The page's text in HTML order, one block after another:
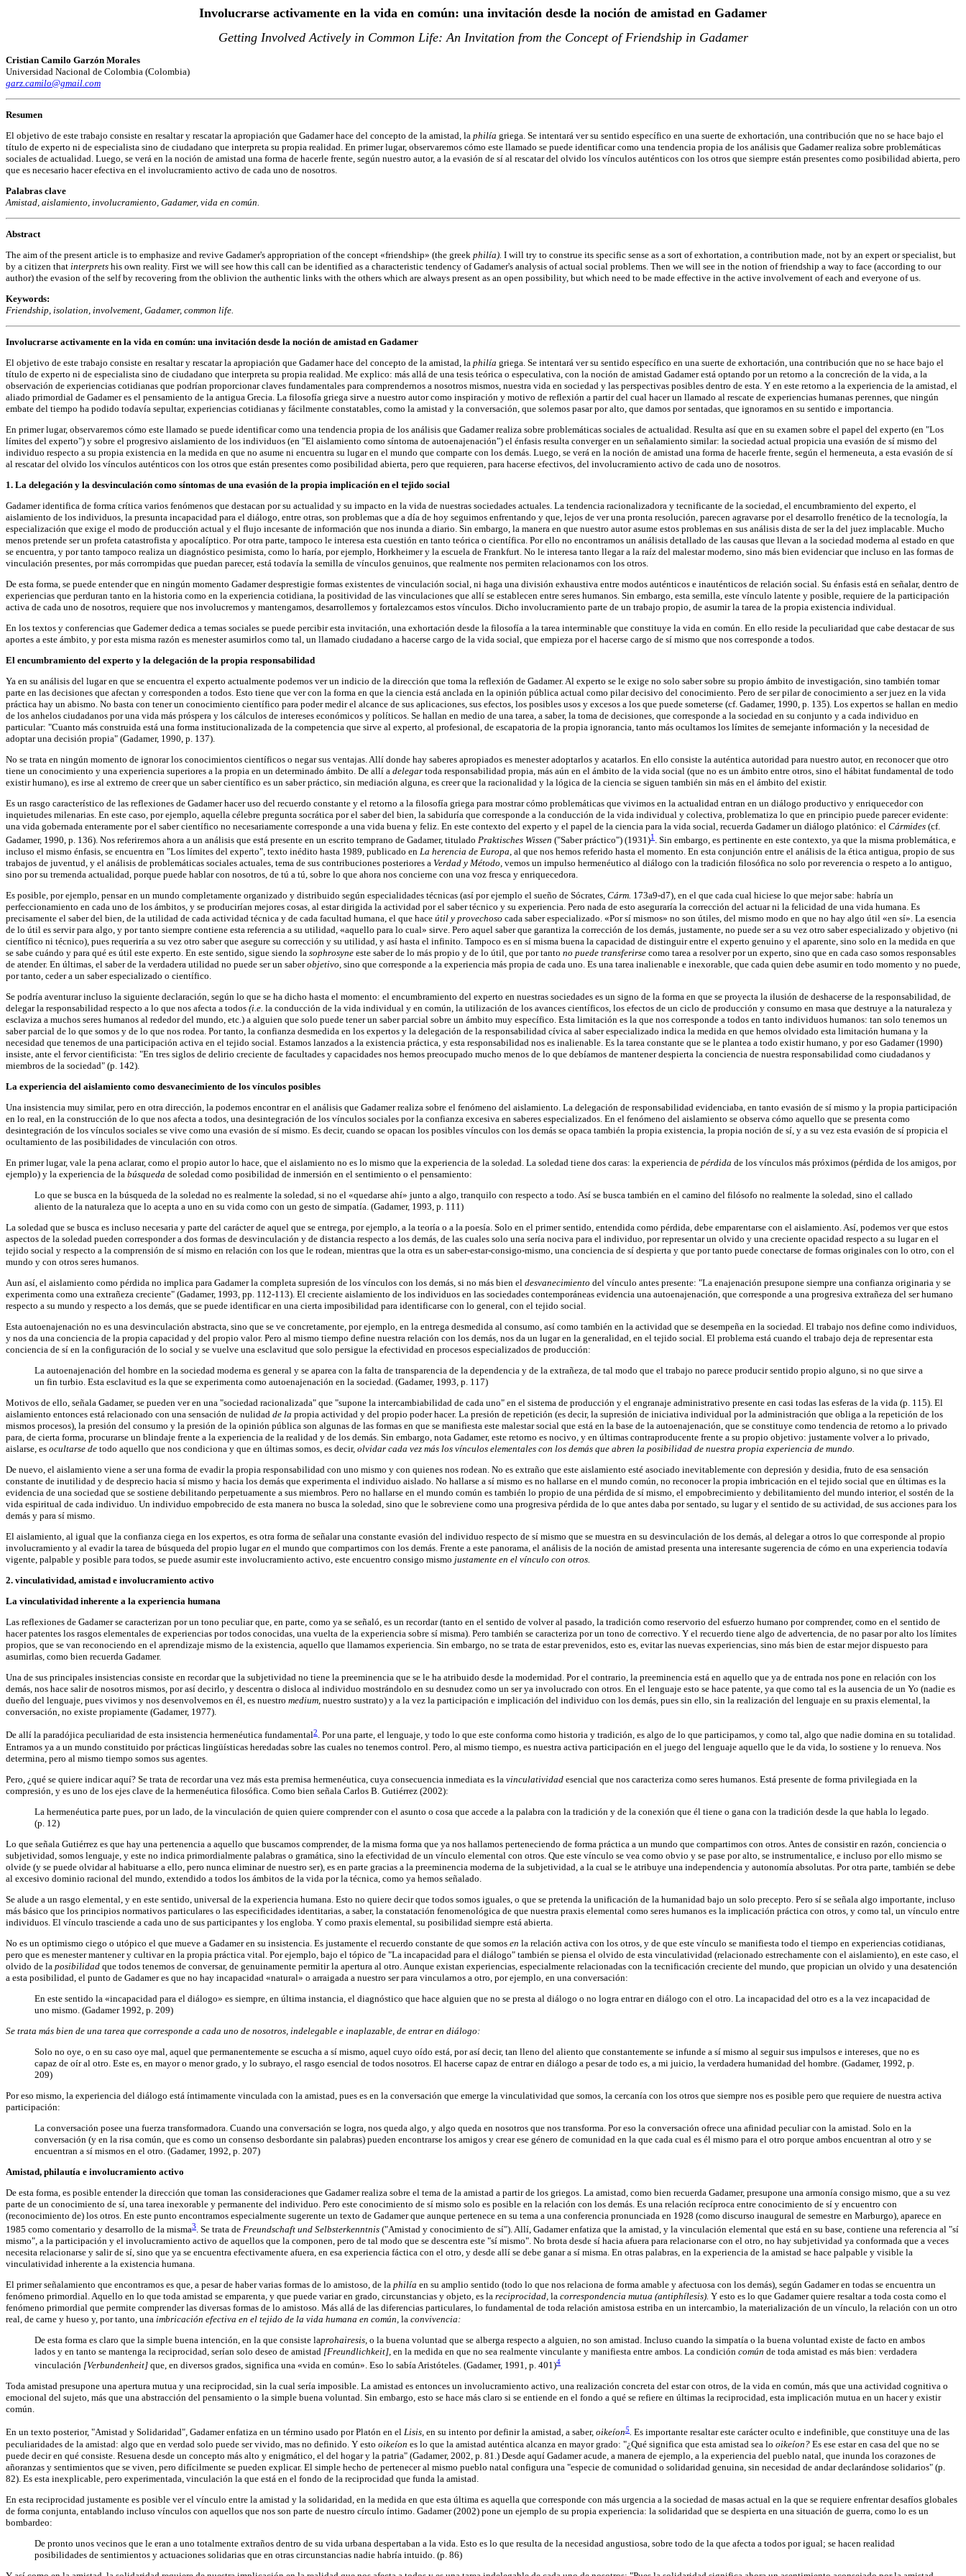
Involucrarse activamente en la vida en común: una invitación desde la noción de amistad en Gadamer
Getting Involved Actively in Common Life: An Invitation from the Concept of Friendship in Gadamer
Cristian Camilo Garzón Morales
Universidad Nacional de Colombia (Colombia)
garz.camilo@gmail.com
Resumen
El objetivo de este trabajo consiste en resaltar y rescatar la apropiación que Gadamer hace del concepto de la amistad, la philía griega. Se intentará ver su sentido específico en una suerte de exhortación, una contribución que no se hace bajo el
título de experto ni de especialista sino de ciudadano que interpreta su propia realidad. En primer lugar, observaremos cómo este llamado se puede identificar como una tendencia propia de los análisis que Gadamer realiza sobre problemáticas
sociales de actualidad. Luego, se verá en la noción de amistad una forma de hacerle frente, según nuestro autor, a la evasión de sí al rescatar del olvido los vínculos auténticos con los otros que siempre están presentes como posibilidad abierta, pero
que es necesario hacer efectiva en el involucramiento activo de cada uno de nosotros.
Palabras clave
Amistad, aislamiento, involucramiento, Gadamer, vida en común.
Abstract
The aim of the present article is to emphasize and revive Gadamer's appropriation of the concept «friendship» (the greek philía). I will try to construe its specific sense as a sort of exhortation, a contribution made, not by an expert or specialist, but
by a citizen that interprets his own reality. First we will see how this call can be identified as a characteristic tendency of Gadamer's analysis of actual social problems. Then we will see in the notion of friendship a way to face (according to our
author) the evasion of the self by recovering from the oblivion the authentic links with the others which are always present as an open possibility, but which need to be made effective in the active involvement of each and everyone of us.
Keywords:
Friendship, isolation, involvement, Gadamer, common life.
Involucrarse activamente en la vida en común: una invitación desde la noción de amistad en Gadamer
El objetivo de este trabajo consiste en resaltar y rescatar la apropiación que Gadamer hace del concepto de la amistad, la philía griega. Se intentará ver su sentido específico en una suerte de exhortación, una contribución que no se hace bajo el
título de experto ni de especialista sino de ciudadano que interpreta su propia realidad. Me explico: más allá de una tesis teórica o especulativa, con la noción de amistad Gadamer está optando por un retorno a la concreción de la vida, a la
observación de experiencias cotidianas que podrían proporcionar claves fundamentales para comprendernos a nosotros mismos, nuestra vida en sociedad y las perspectivas posibles dentro de esta. Y en este retorno a la experiencia de la amistad, el
aliado primordial de Gadamer es el pensamiento de la antigua Grecia. La filosofía griega sirve a nuestro autor como inspiración y motivo de reflexión a partir del cual hacer un llamado al rescate de experiencias humanas perennes, que ningún
embate del tiempo ha podido todavía sepultar, experiencias cotidianas y fácilmente constatables, como la amistad y la conversación, que solemos pasar por alto, que damos por sentadas, que ignoramos en su sentido e importancia.
En primer lugar, observaremos cómo este llamado se puede identificar como una tendencia propia de los análisis que Gadamer realiza sobre problemáticas sociales de actualidad. Resulta así que en su examen sobre el papel del experto (en "Los
límites del experto") y sobre el progresivo aislamiento de los individuos (en "El aislamiento como síntoma de autoenajenación") el énfasis resulta converger en un señalamiento similar: la sociedad actual propicia una evasión de sí mismo del
individuo respecto a su propia existencia en la medida en que no asume ni encuentra su lugar en el mundo que comparte con los demás. Luego, se verá en la noción de amistad una forma de hacerle frente, según el hermeneuta, a esta evasión de sí
al rescatar del olvido los vínculos auténticos con los otros que están presentes como posibilidad abierta, pero que requieren, para hacerse efectivos, del involucramiento activo de cada uno de nosotros.
1. La delegación y la desvinculación como síntomas de una evasión de la propia implicación en el tejido social
Gadamer identifica de forma crítica varios fenómenos que destacan por su actualidad y su impacto en la vida de nuestras sociedades actuales. La tendencia racionalizadora y tecnificante de la sociedad, el encumbramiento del experto, el
aislamiento de los individuos, la presunta incapacidad para el diálogo, entre otras, son problemas que a día de hoy seguimos enfrentando y que, lejos de ver una pronta resolución, parecen agravarse por el desarrollo frenético de la tecnología, la
especialización que exige el modo de producción actual y el flujo incesante de información que nos inunda a diario. Sin embargo, la manera en que nuestro autor asume estos problemas en sus análisis dista de ser la del juez implacable. Mucho
menos pretende ser un profeta catastrofista y apocalíptico. Por otra parte, tampoco le interesa esta cuestión en tanto teórica o científica. Por ello no encontramos un análisis detallado de las causas que llevan a la sociedad moderna al estado en que
se encuentra, y por tanto tampoco realiza un diagnóstico pesimista, como lo haría, por ejemplo, Horkheimer y la escuela de Frankfurt. No le interesa tanto llegar a la raíz del malestar moderno, sino más bien evidenciar que incluso en las formas de
vinculación presentes, por más corrompidas que puedan parecer, está todavía la semilla de vínculos genuinos, que realmente nos permiten relacionarnos con los otros.
De esta forma, se puede entender que en ningún momento Gadamer desprestigie formas existentes de vinculación social, ni haga una división exhaustiva entre modos auténticos e inauténticos de relación social. Su énfasis está en señalar, dentro de
experiencias que perduran tanto en la historia como en la experiencia cotidiana, la positividad de las vinculaciones que allí se establecen entre seres humanos. Sin embargo, esta semilla, este vínculo latente y posible, requiere de la participación
activa de cada uno de nosotros, requiere que nos involucremos y mantengamos, desarrollemos y fortalezcamos estos vínculos. Dicho involucramiento parte de un trabajo propio, de asumir la tarea de la propia existencia individual.
En los textos y conferencias que Gademer dedica a temas sociales se puede percibir esta invitación, una exhortación desde la filosofía a la tarea interminable que constituye la vida en común. En ello reside la peculiaridad que cabe destacar de sus
aportes a este ámbito, y por esta misma razón es menester asumirlos como tal, un llamado ciudadano a hacerse cargo de la vida social, que empieza por el hacerse cargo de sí mismo que nos corresponde a todos.
El encumbramiento del experto y la delegación de la propia responsabilidad
Ya en su análisis del lugar en que se encuentra el experto actualmente podemos ver un indicio de la dirección que toma la reflexión de Gadamer. Al experto se le exige no solo saber sobre su propio ámbito de investigación, sino también tomar
parte en las decisiones que afectan y corresponden a todos. Esto tiene que ver con la forma en que la ciencia está anclada en la opinión pública actual como pilar decisivo del conocimiento. Pero de ser pilar de conocimiento a ser juez en la vida
práctica hay un abismo. No basta con tener un conocimiento científico para poder medir el alcance de sus aplicaciones, sus efectos, los posibles usos y excesos a los que puede someterse (cf. Gadamer, 1990, p. 135). Los expertos se hallan en medio
de los anhelos ciudadanos por una vida más próspera y los cálculos de intereses económicos y políticos. Se hallan en medio de una tarea, a saber, la toma de decisiones, que corresponde a la sociedad en su conjunto y a cada individuo en
particular: "Cuanto más construida está una forma institucionalizada de la competencia que sirve al experto, al profesional, de escapatoria de la propia ignorancia, tanto más ocultamos los límites de semejante información y la necesidad de
adoptar una decisión propia" (Gadamer, 1990, p. 137).
No se trata en ningún momento de ignorar los conocimientos científicos o negar sus ventajas. Allí donde hay saberes apropiados es menester adoptarlos y acatarlos. En ello consiste la auténtica autoridad para nuestro autor, en reconocer que otro
tiene un conocimiento y una experiencia superiores a la propia en un determinado ámbito. De allí a delegar toda responsabilidad propia, más aún en el ámbito de la vida social (que no es un ámbito entre otros, sino el hábitat fundamental de todo
existir humano), es irse al extremo de creer que un saber científico es un saber práctico, sin mediación alguna, es creer que la racionalidad y la lógica de la ciencia se siguen también sin más en el ámbito del existir.
Es un rasgo característico de las reflexiones de Gadamer hacer uso del recuerdo constante y el retorno a la filosofía griega para mostrar cómo problemáticas que vivimos en la actualidad entran en un diálogo productivo y enriquecedor con
inquietudes milenarias. En este caso, por ejemplo, aquella célebre pregunta socrática por el saber del bien, la sabiduría que corresponde a la conducción de la vida individual y colectiva, problematiza lo que en principio puede parecer evidente:
una vida gobernada enteramente por el saber científico no necesariamente corresponde a una vida buena y feliz. En este contexto del experto y el papel de la ciencia para la vida social, recuerda Gadamer un diálogo platónico: el Cármides (cf.
Gadamer, 1990, p. 136). Nos referiremos ahora a un análisis que está presente en un escrito temprano de Gadamer, titulado Praktisches Wissen ("Saber práctico") (1931)1 . Sin embargo, es pertinente en este contexto, ya que la misma problemática, e
incluso el mismo énfasis, se encuentra en "Los límites del experto", texto inédito hasta 1989, publicado en La herencia de Europa, al que nos hemos referido hasta el momento. En esta conjunción entre el análisis de la ética antigua, propio de sus
trabajos de juventud, y el análisis de problemáticas sociales actuales, tema de sus contribuciones posteriores a Verdad y Método, vemos un impulso hermenéutico al diálogo con la tradición filosófica no solo por reverencia o respeto a lo antiguo,
sino por su tremenda actualidad, porque puede hablar con nosotros, de tú a tú, sobre lo que ahora nos concierne con una voz fresca y enriquecedora.
Es posible, por ejemplo, pensar en un mundo completamente organizado y distribuido según especialidades técnicas (así por ejemplo el sueño de Sócrates, Cárm. 173a9-d7), en el que cada cual hiciese lo que mejor sabe: habría un
perfeccionamiento en cada uno de los ámbitos, y se producirían mejores cosas, al estar dirigida la actividad por el saber técnico y su experiencia. Pero nada de esto aseguraría la corrección del actuar ni la felicidad de una vida humana. Es
precisamente el saber del bien, de la utilidad de cada actividad técnica y de cada facultad humana, el que hace útil y provechoso cada saber especializado. «Por sí mismos» no son útiles, del mismo modo en que no hay algo útil «en sí». La esencia
de lo útil es servir para algo, y por tanto siempre contiene esta referencia a su utilidad, «aquello para lo cual» sirve. Pero aquel saber que garantiza la corrección de los demás, justamente, no puede ser a su vez otro saber especializado y objetivo (ni
científico ni técnico), pues requeriría a su vez otro saber que asegure su corrección y su utilidad, y así hasta el infinito. Tampoco es en sí misma buena la capacidad de distinguir entre el experto genuino y el aparente, sino solo en la medida en que
se sabe cuándo y para qué es útil este experto. En este sentido, sigue siendo la sophrosyne este saber de lo más propio y de lo útil, que por tanto no puede transferirse como tarea a resolver por un experto, sino que en cada caso somos responsables
de atender. En últimas, el saber de la verdadera utilidad no puede ser un saberobjetivo, sino que corresponde a la experiencia más propia de cada uno. Es una tarea inalienable e inexorable, que cada quien debe asumir en todo momento y no puede,
por tanto, ceder a un saber especializado o científico.
Se podría aventurar incluso la siguiente declaración, según lo que se ha dicho hasta el momento: el encumbramiento del experto en nuestras sociedades es un signo de la forma en que se proyecta la ilusión de deshacerse de la responsabilidad, de
delegar la responsabilidad respecto a lo que nos afecta a todos (i.e. la conducción de la vida individual y en común, la utilización de los avances científicos, los efectos de un ciclo de producción y consumo en masa que destruye a la naturaleza y
esclaviza a muchos seres humanos al rededor del mundo, etc.) a alguien que solo puede tener un saber parcial sobre un ámbito muy específico. Esta limitación es la que nos corresponde a todos en tanto individuos humanos: tan solo tenemos un
saber parcial de lo que somos y de lo que nos rodea. Por tanto, la confianza desmedida en los expertos y la delegación de la responsabilidad cívica al saber especializado indica la medida en que hemos olvidado esta limitación humana y la
necesidad que tenemos de una participación activa en el tejido social. Estamos lanzados a la existencia práctica, y esta responsabilidad nos es inalienable. Es la tarea constante que se le plantea a todo existir humano, y por eso Gadamer (1990)
insiste, ante el fervor cientificista: "En tres siglos de delirio creciente de facultades y capacidades nos hemos preocupado mucho menos de lo que debíamos de mantener despierta la conciencia de nuestra responsabilidad como ciudadanos y
miembros de la sociedad" (p. 142).
La experiencia del aislamiento como desvanecimiento de los vínculos posibles
Una insistencia muy similar, pero en otra dirección, la podemos encontrar en el análisis que Gadamer realiza sobre el fenómeno del aislamiento. La delegación de responsabilidad evidenciaba, en tanto evasión de sí mismo y la propia participación
en lo real, en la construcción de lo que nos afecta a todos, una desintegración de los vínculos sociales por la confianza excesiva en saberes especializados. En el fenómeno del aislamiento se observa cómo aquello que se presenta como
desintegración de los vínculos sociales se vive como una evasión de sí mismo. Es decir, cuando se opacan los posibles vínculos con los demás se opaca también la propia existencia, la propia noción de sí, y a su vez esta evasión de sí propicia el
ocultamiento de las posibilidades de vinculación con otros.
En primer lugar, vale la pena aclarar, como el propio autor lo hace, que el aislamiento no es lo mismo que la experiencia de la soledad. La soledad tiene dos caras: la experiencia de pérdida de los vínculos más próximos (pérdida de los amigos, por
ejemplo) y la experiencia de la búsqueda de soledad como posibilidad de inmersión en el sentimiento o el pensamiento:
Lo que se busca en la búsqueda de la soledad no es realmente la soledad, si no el «quedarse ahí» junto a algo, tranquilo con respecto a todo. Así se busca también en el camino del filósofo no realmente la soledad, sino el callado
aliento de la naturaleza que lo acepta a uno en su vida como con un gesto de simpatía. (Gadamer, 1993, p. 111)
La soledad que se busca es incluso necesaria y parte del carácter de aquel que se entrega, por ejemplo, a la teoría o a la poesía. Solo en el primer sentido, entendida como pérdida, debe emparentarse con el aislamiento. Así, podemos ver que estos
aspectos de la soledad pueden corresponder a dos formas de desvinculación y de distancia respecto a los demás, de las cuales solo una sería nociva para el individuo, por representar un olvido y una creciente opacidad respecto a su lugar en el
tejido social y respecto a la comprensión de sí mismo en relación con los que le rodean, mientras que la otra es un saber-estar-consigo-mismo, una conciencia de sí despierta y que por tanto puede conectarse de formas originales con lo otro, con el
mundo y con otros seres humanos.
Aun así, el aislamiento como pérdida no implica para Gadamer la completa supresión de los vínculos con los demás, si no más bien el desvanecimiento del vínculo antes presente: "La enajenación presupone siempre una confianza originaria y se
experimenta como una extrañeza creciente" (Gadamer, 1993, pp. 112-113). El creciente aislamiento de los individuos en las sociedades contemporáneas evidencia una autoenajenación, que corresponde a una progresiva extrañeza del ser humano
respecto a su mundo y respecto a los demás, que se puede identificar en una cierta imposibilidad para identificarse con lo general, con el tejido social.
Esta autoenajenación no es una desvinculación abstracta, sino que se ve concretamente, por ejemplo, en la entrega desmedida al consumo, así como también en la actividad que se desempeña en la sociedad. El trabajo nos define como individuos,
y nos da una conciencia de la propia capacidad y del propio valor. Pero al mismo tiempo define nuestra relación con los demás, nos da un lugar en la generalidad, en el tejido social. El problema está cuando el trabajo deja de representar esta
conciencia de sí en la configuración de lo social y se vuelve una esclavitud que solo persigue la efectividad en procesos especializados de producción:
La autoenajenación del hombre en la sociedad moderna es general y se aparea con la falta de transparencia de la dependencia y de la extrañeza, de tal modo que el trabajo no parece producir sentido propio alguno, si no que sirve a
un fin turbio. Esta esclavitud es la que se experimenta como autoenajenación en la sociedad. (Gadamer, 1993, p. 117)
Motivos de ello, señala Gadamer, se pueden ver en una "sociedad racionalizada" que "supone la intercambiabilidad de cada uno" en el sistema de producción y el engranaje administrativo presente en casi todas las esferas de la vida (p. 115). El
aislamiento entonces está relacionado con una sensación de nulidad de la propia actividad y del propio poder hacer. La presión de repetición (es decir, la supresión de iniciativa individual por la administración que obliga a la repetición de los
mismos procesos), la presión del consumo y la presión de la opinión pública son algunas de las formas en que se manifiesta este malestar social que está en la base de la autoenajenación, que se constituye como tendencia de retorno a lo privado
para, de cierta forma, procurarse un blindaje frente a la experiencia de la realidad y de los demás. Sin embargo, nota Gadamer, este retorno es nocivo, y en últimas contraproducente frente a su propio objetivo: justamente volver a lo privado,
aislarse, es ocultarse de todo aquello que nos condiciona y que en últimas somos, es decir, olvidar cada vez más los vínculos elementales con los demás que abren la posibilidad de nuestra propia experiencia de mundo.
De nuevo, el aislamiento viene a ser una forma de evadir la propia responsabilidad con uno mismo y con quienes nos rodean. No es extraño que este aislamiento esté asociado inevitablemente con depresión y desidia, fruto de esa sensación
constante de inutilidad y de desprecio hacia sí mismo y hacia los demás que experimenta el individuo aislado. No hallarse a sí mismo es no hallarse en el mundo común, no reconocer la propia imbricación en el tejido social que en últimas es la
evidencia de una sociedad que se sostiene debilitando perpetuamente a sus miembros. Pero no hallarse en el mundo común es también lo propio de una pérdida de sí mismo, el empobrecimiento y debilitamiento del mundo interior, el sostén de la
vida espiritual de cada individuo. Un individuo empobrecido de esta manera no busca la soledad, sino que le sobreviene como una progresiva pérdida de lo que antes daba por sentado, su lugar y el sentido de su actividad, de sus acciones para los
demás y para sí mismo.
El aislamiento, al igual que la confianza ciega en los expertos, es otra forma de señalar una constante evasión del individuo respecto de sí mismo que se muestra en su desvinculación de los demás, al delegar a otros lo que corresponde al propio
involucramiento y al evadir la tarea de búsqueda del propio lugaren el mundo que compartimos con los demás. Frente a este panorama, el análisis de la noción de amistad presenta una interesante sugerencia de cómo en una experiencia todavía
vigente, palpable y posible para todos, se puede asumir este involucramiento activo, este encuentro consigo mismo justamente en el vínculo con otros.
2. vinculatividad, amistad e involucramiento activo
La vinculatividad inherente a la experiencia humana
Las reflexiones de Gadamer se caracterizan por un tono peculiar que, en parte, como ya se señaló, es un recordar (tanto en el sentido de volver al pasado, la tradición como reservorio del esfuerzo humano por comprender, como en el sentido de
hacer patentes los rasgos elementales de experiencias por todos conocidas, una vuelta de la experiencia sobre sí misma). Pero también se caracteriza por un tono de correctivo. Y el recuerdo tiene algo de advertencia, de no pasar por alto los límites
propios, que se van reconociendo en el aprendizaje mismo de la existencia, aquello que llamamos experiencia. Sin embargo, no se trata de estar prevenidos, esto es, evitar las nuevas experiencias, sino más bien de estar mejor dispuesto para
asumirlas, como bien recuerda Gadamer.
Una de sus principales insistencias consiste en recordar que la subjetividad no tiene la preeminencia que se le ha atribuido desde la modernidad. Por el contrario, la preeminencia está en aquello que ya de entrada nos pone en relación con los
demás, nos hace salir de nosotros mismos, por así decirlo, y descentra o disloca al individuo mostrándolo en su desnudez como un ser ya involucrado con otros. En el lenguaje esto se hace patente, ya que como tal es la ausencia de un Yo (nadie es
dueño del lenguaje, pues vivimos y nos desenvolvemos en él, es nuestro medium, nuestro sustrato) y a la vez la participación e implicación del individuo con los demás, pues sin ello, sin la realización del lenguaje en su praxis elemental, la
conversación, no existe propiamente (Gadamer, 1977).
De allí la paradójica peculiaridad de esta insistencia hermenéutica fundamental2. Por una parte, el lenguaje, y todo lo que este conforma como historia y tradición, es algo de lo que participamos, y como tal, algo que nadie domina en su totalidad.
Entramos ya a un mundo constituido por prácticas lingüísticas heredadas sobre las cuales no tenemos control. Pero, al mismo tiempo, es nuestra activa participación en el juego del lenguaje aquello que le da vida, lo sostiene y lo renueva. Nos
determina, pero al mismo tiempo somos sus agentes.
Pero, ¿qué se quiere indicar aquí? Se trata de recordar una vez más esta premisa hermenéutica, cuya consecuencia inmediata es la vinculatividad esencial que nos caracteriza como seres humanos. Está presente de forma privilegiada en la
compresión, y es uno de los ejes clave de la hermenéutica filosófica. Como bien señala Carlos B. Gutiérrez (2002):
La hermenéutica parte pues, por un lado, de la vinculación de quien quiere comprender con el asunto o cosa que accede a la palabra con la tradición y de la conexión que él tiene o gana con la tradición desde la que habla lo legado.
(p. 12)
Lo que señala Gutiérrez es que hay una pertenencia a aquello que buscamos comprender, de la misma forma que ya nos hallamos perteneciendo de forma práctica a un mundo que compartimos con otros. Antes de consistir en razón, conciencia o
subjetividad, somos lenguaje, y este no indica primordialmente palabras o gramática, sino la efectividad de un vínculo elemental con otros. Que este vínculo se vea como obvio y se pase por alto, se instrumentalice, e incluso por ello mismo se
olvide (y se puede olvidar al habituarse a ello, pero nunca eliminar de nuestro ser), es en parte gracias a la preeminencia moderna de la subjetividad, a la cual se le atribuye una independencia y autonomía absolutas. Por otra parte, también se debe
al excesivo dominio racional del mundo, extendido a todos los ámbitos de la vida por la técnica, como ya hemos señalado.
Se alude a un rasgo elemental, y en este sentido, universal de la experiencia humana. Esto no quiere decir que todos somos iguales, o que se pretenda la unificación de la humanidad bajo un solo precepto. Pero sí se señala algo importante, incluso
más básico que los principios normativos particulares o las especificidades identitarias, a saber, la constatación fenomenológica de que nuestra praxis elemental como seres humanos es la implicación práctica con otros, y como tal, un vínculo entre
individuos. El vínculo trasciende a cada uno de sus participantes y los engloba. Y como praxis elemental, su posibilidad siempre está abierta.
No es un optimismo ciego o utópico el que mueve a Gadamer en su insistencia. Es justamente el recuerdo constante de que somos en la relación activa con los otros, y de que este vínculo se manifiesta todo el tiempo en experiencias cotidianas,
pero que es menester mantener y cultivar en la propia práctica vital. Por ejemplo, bajo el tópico de "La incapacidad para el diálogo" también se piensa el olvido de esta vinculatividad (relacionado estrechamente con el aislamiento), en este caso, el
olvido de la posibilidad que todos tenemos de conversar, de genuinamente permitir la apertura al otro. Aunque existan experiencias, especialmente relacionadas con la tecnificación creciente del mundo, que propician un olvido y una desatención
a esta posibilidad, el punto de Gadamer es que no hay incapacidad «natural» o arraigada a nuestro ser para vincularnos a otro, por ejemplo, en una conversación:
En este sentido la «incapacidad para el diálogo» es siempre, en última instancia, el diagnóstico que hace alguien que no se presta al diálogo o no logra entrar en diálogo con el otro. La incapacidad del otro es a la vez incapacidad de
uno mismo. (Gadamer 1992, p. 209)
Se trata más bien de una tarea que corresponde a cada uno de nosotros, indelegable e inaplazable, de entrar en diálogo:
Solo no oye, o en su caso oye mal, aquel que permanentemente se escucha a sí mismo, aquel cuyo oído está, por así decir, tan lleno del aliento que constantemente se infunde a sí mismo al seguir sus impulsos e intereses, que no es
capaz de oír al otro. Este es, en mayor o menor grado, y lo subrayo, el rasgo esencial de todos nosotros. El hacerse capaz de entrar en diálogo a pesar de todo es, a mi juicio, la verdadera humanidad del hombre. (Gadamer, 1992, p.
209)
Por eso mismo, la experiencia del diálogo está íntimamente vinculada con la amistad, pues es en la conversación que emerge la vinculatividad que somos, la cercanía con los otros que siempre nos es posible pero que requiere de nuestra activa
participación:
La conversación posee una fuerza transformadora. Cuando una conversación se logra, nos queda algo, y algo queda en nosotros que nos transforma. Por eso la conversación ofrece una afinidad peculiar con la amistad. Solo en la
conversación (y en la risa común, que es como un consenso desbordante sin palabras) pueden encontrarse los amigos y crear ese género de comunidad en la que cada cual es él mismo para el otro porque ambos encuentran al otro y se
encuentran a sí mismos en el otro. (Gadamer, 1992, p. 207)
Amistad, philautía e involucramiento activo
De esta forma, es posible entender la dirección que toman las consideraciones que Gadamer realiza sobre el tema de la amistad a partir de los griegos. La amistad, como bien recuerda Gadamer, presupone una armonía consigo mismo, que a su vez
parte de un conocimiento de sí, una tarea inexorable y permanente del individuo. Pero este conocimiento de sí mismo solo es posible en la relación con los demás. Es una relación recíproca entre conocimiento de sí y encuentro con
(reconocimiento de) los otros. En este punto encontramos especialmente sugerente un texto de Gadamer que aunque pertenece en su tema a una conferencia pronunciada en 1928 (como discurso inaugural de semestre en Marburgo), aparece en
1985 como comentario y desarrollo de la misma3 . Se trata de Freundschaft und Selbsterkenntnis ("Amistad y conocimiento de sí"). Allí, Gadamer enfatiza que la amistad, y la vinculación elemental que está en su base, contiene una referencia al "sí
mismo", a la participación y el involucramiento activo de aquellos que la componen, pero de tal modo que se descentra este "sí mismo". No brota desde sí hacia afuera para relacionarse con el otro, no hay subjetividad ya conformada que a veces
necesita relacionarse y salir de sí, sino que ya se encuentra efectivamente afuera, en esa experiencia fáctica con el otro, y desde allí se debe ganar a sí misma. En otras palabras, en la experiencia de la amistad se hace palpable y visible la
vinculatividad inherente a la existencia humana.
El primer señalamiento que encontramos es que, a pesar de haber varias formas de lo amistoso, de la philía en su amplio sentido (todo lo que nos relaciona de forma amable y afectuosa con los demás), según Gadamer en todas se encuentra un
fenómeno primordial. Aquello en lo que toda amistad se emparenta, y que puede variar en grado, circunstancias y objeto, es la reciprocidad, la correspondencia mutua (antiphílesis). Y esto es lo que Gadamer quiere resaltar a toda costa como el
fenómeno primordial que permite comprender las diversas formas de lo amistoso. Más allá de las diferencias particulares, lo fundamental de toda relación amistosa estriba en un intercambio, la materialización de un vínculo, la relación con un otro
real, de carne y hueso y, por tanto, una imbricación efectiva en el tejido de la vida humana en común, la convivencia:
De esta forma es claro que la simple buena intención, en la que consiste laprohairesis, o la buena voluntad que se alberga respecto a alguien, no son amistad. Incluso cuando la simpatía o la buena voluntad existe de facto en ambos
lados y en tanto se mantenga la reciprocidad, serían solo deseo de amistad [Freundlichkeit], en la medida en que no sea realmente vinculante y manifiesta entre ambos. La condición común de toda amistad es más bien: verdadera
vinculación [Verbundenheit] que, en diversos grados, significa una «vida en común». Eso lo sabía Aristóteles. (Gadamer, 1991, p. 401)4
Toda amistad presupone una apertura mutua y una reciprocidad, sin la cual sería imposible. La amistad es entonces un involucramiento activo, una realización concreta del estar con otros, de la vida en común, más que una actividad cognitiva o
emocional del sujeto, más que una abstracción del pensamiento o la simple buena voluntad. Sin embargo, esto se hace más claro si se entiende en el fondo a qué se refiere en últimas la reciprocidad, esta implicación mutua en un hacer y existir
común.
En un texto posterior, "Amistad y Solidaridad", Gadamer enfatiza en un término usado por Platón en el Lisis, en su intento por definir la amistad, a saber, oikeíon5. Es importante resaltar este carácter oculto e indefinible, que constituye una de las
peculiaridades de la amistad: algo que en verdad solo puede ser vivido, mas no definido. Y esto oikeíon es lo que la amistad auténtica alcanza en mayor grado: "¿Qué significa que esta amistad sea lo oikeíon? Es ese estar en casa del que no se
puede decir en qué consiste. Resuena desde un concepto más alto y enigmático, el del hogar y la patria" (Gadamer, 2002, p. 81.) Desde aquí Gadamer acude, a manera de ejemplo, a la experiencia del pueblo natal, que inunda los corazones de
añoranzas y sentimientos que se viven, pero difícilmente se pueden explicar. El simple hecho de pertenecer al mismo pueblo natal configura una "especie de comunidad o solidaridad genuina, sin necesidad de andar declarándose solidarios" (p.
82). Es esta inexplicable, pero experimentada, vinculación la que está en el fondo de la reciprocidad que funda la amistad.
En esta reciprocidad justamente es posible ver el vínculo entre la amistad y la solidaridad, en la medida en que esta última es aquella que corresponde con más urgencia a la sociedad de masas actual en la que se requiere enfrentar desafíos globales
de forma conjunta, entablando incluso vínculos con aquellos que nos son parte de nuestro círculo íntimo. Gadamer (2002) pone un ejemplo de su propia experiencia: la solidaridad que se despierta en una situación de guerra, como lo es un
bombardeo:
De pronto unos vecinos que le eran a uno totalmente extraños dentro de su vida urbana despertaban a la vida. Esto es lo que resulta de la necesidad angustiosa, sobre todo de la que afecta a todos por igual; se hacen realidad
posibilidades de sentimientos y actuaciones solidarias que en otras circunstancias nadie habría intuido. (p. 86)